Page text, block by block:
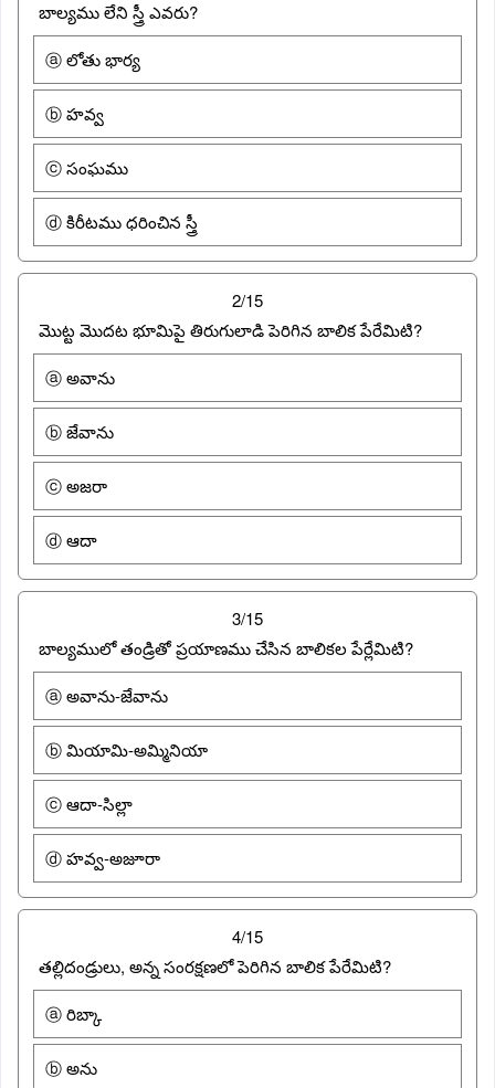
బాల్యము లేని స్త్రీ ఎవరు?
ⓐ లోతు భార్య
ⓑ హవ్వ
ⓒ సంఘము
ⓓ కిరీటము ధరించిన స్త్రీ
2/15
మొట్ట మొదట భూమిపై తిరుగులాడి పెరిగిన బాలిక పేరేమిటి?
ⓐ అవాను
ⓑ జేవాను
ⓒ అజరా
ⓓ ఆదా
3/15
బాల్యములో తండ్రితో ప్రయాణము చేసిన బాలికల పేర్లేమిటి?
ⓐ అవాను-జేవాను
ⓑ మియామి-అమ్మినియా
ⓒ ఆదా-సిల్లా
ⓓ హవ్వ-అజూరా
4/15
తల్లిదండ్రులు, అన్న సంరక్షణలో పెరిగిన బాలిక పేరేమిటి?
ⓐ రిబ్కా
ⓑ అను